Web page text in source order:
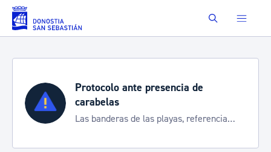
Saltar al contenido principal Buscar
Semana Grande 2026
Cortes de tráfico y servicios especiales
de transporte